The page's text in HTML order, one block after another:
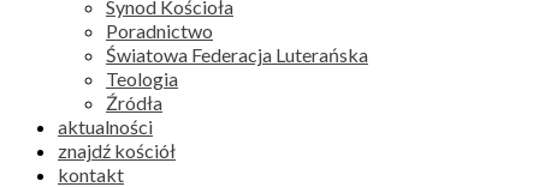
Synod Kościoła
Poradnictwo
Światowa Federacja Luterańska
Teologia
Źródła
aktualności
znajdź kościół
kontakt